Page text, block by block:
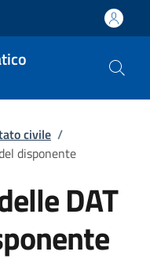
civile /
disponente
DAT